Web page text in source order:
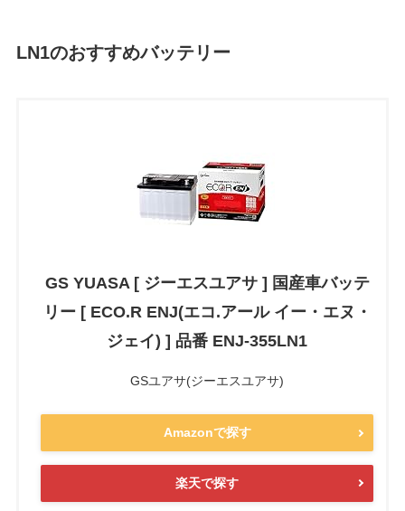
LN1のおすすめバッテリー
GS YUASA [ ジーエスユアサ ] 国産車バッテ
リー [ ECO.R ENJ(エコ.アール イー・エヌ・
ジェイ) ] 品番 ENJ-355LN1
GSユアサ(ジーエスユアサ)
Amazonで探す
楽天で探す